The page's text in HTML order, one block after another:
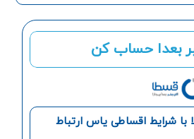
بعدا حساب کن
با شرایط اقساطی یاس ارتباط